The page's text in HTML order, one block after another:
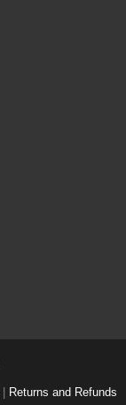
| Returns and Refunds